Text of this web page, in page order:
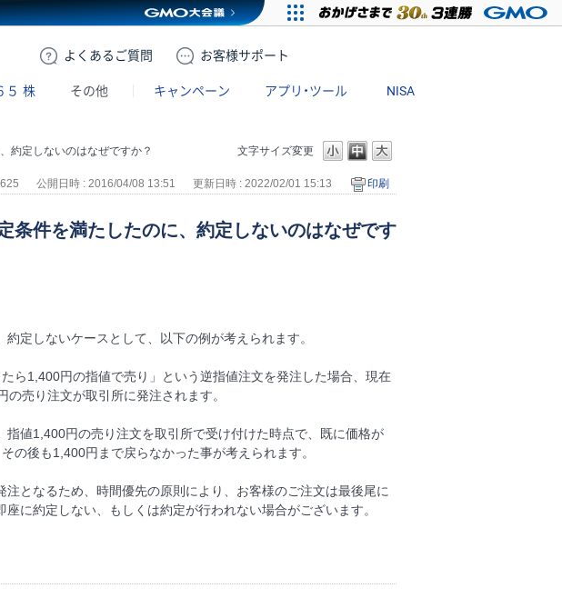
よくある ご質問 お客様サポート
５ 株 その他 キャンペーン アプリ・ツール NISA
文字サイズ変更
約定しないのはなぜですか？
公開日時 : 2016/04/08 13:51 更新日時 : 2022/02/01 15:13 印刷
条件を満たしたのに、約定しないのはなぜです
定しないケースとして、以下の例が考えられます。
ら1,400円の指値で売り」という逆指値注文を発注した場合、現在
売り注文が取引所に発注されます。
指値1,400円の売り注文を取引所で受け付けた時点で、既に価格が
の後も1,400円まで戻らなかった事が考えられます。
注となるため、時間優先の原則により、お客様のご注文は最後尾に
に約定しない、もしくは約定が行われない場合がございます。